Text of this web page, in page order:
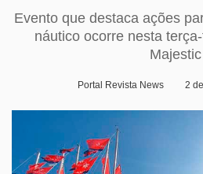
Evento que destaca ações
náutico ocorre nesta
Majestic
Portal Revista News 2